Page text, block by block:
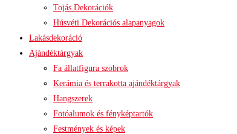
Tojás Dekorációk
Húsvéti Dekorációs alapanyagok
Lakásdekoráció
Ajándéktárgyak
Fa állatfigura szobrok
Kerámia és terrakotta ajándéktárgyak
Hangszerek
Fotóalumok és fényképtartók
Festmények és képek